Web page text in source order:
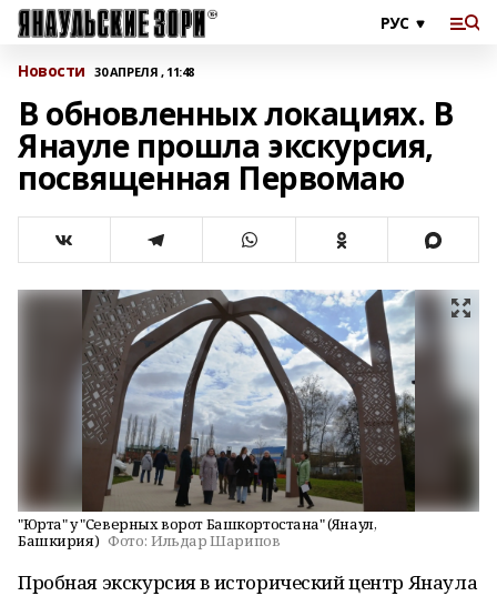
Новости 30 АПРЕЛЯ , 11:48
В обновленных локациях. В
Янауле прошла экскурсия,
посвященная Первомаю
"Юрта" у "Северных ворот Башкортостана" (Янаул,
Башкирия) Фото: Ильдар Шарипов
Пробная экскурсия в исторический центр Янаула